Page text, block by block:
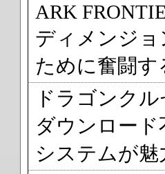
ARK
ディメンジ
ために奮闘
ドラゴンク
ダウンロー
システムが